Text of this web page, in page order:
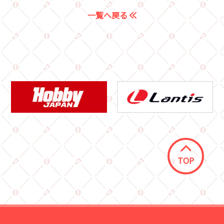
一覧へ戻る
TOP